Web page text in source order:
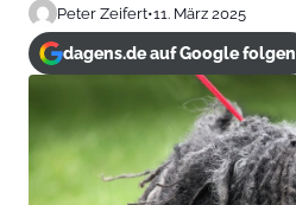
Peter Zeifert•11. März 2025
dagens.de auf Google folgen